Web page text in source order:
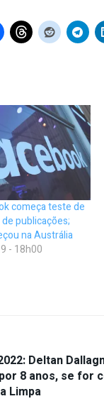
começa teste de
publicações;
na Austrália
- 18h00
Deltan
8 anos, se for
Limpa